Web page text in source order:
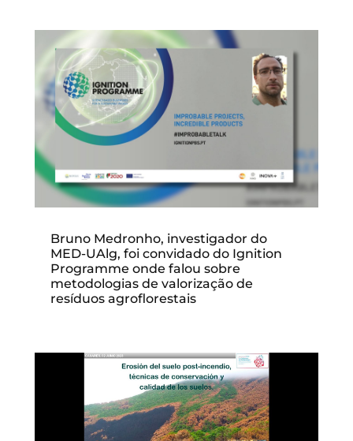
Bruno Medronho, investigador do
MED-UAlg, foi convidado do Ignition
Programme onde falou sobre
metodologias de valorização de
resíduos agroflorestais